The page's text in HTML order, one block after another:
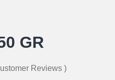
GR
Reviews )